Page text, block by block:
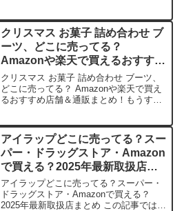
す。ネット販売やコンビニでサクッとゲ
ットできるコツもお伝えし...
クリスマス お菓子 詰め合わせ ブ
ーツ、どこに売ってる？
Amazonや楽天で買えるおすすめ
店舗＆通販まとめ！
クリスマス お菓子 詰め合わせ ブーツ、
どこに売ってる？ Amazonや楽天で買え
るおすすめ店舗＆通販まとめ！もうすぐ
欠かせないのが、お菓子詰め合わせのク
リスマスブーツ...
アイラップどこに売ってる？スー
パー・ドラッグストア・Amazon
で買える？2025年最新取扱店ま
とめ
アイラップどこに売ってる？スーパー・
ドラッグストア・Amazonで買える？
2025年最新取扱店まとめ この記事ではア